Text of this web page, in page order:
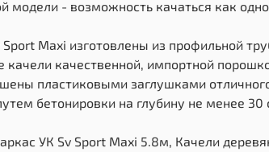
модели - возможность качаться как
Sport Maxi изготовлены из профильной
качественной, импортной
пластиковыми заглушками
бетонировки на глубину не менее 30
УК Sv Sport Maxi 5.8м, Качели